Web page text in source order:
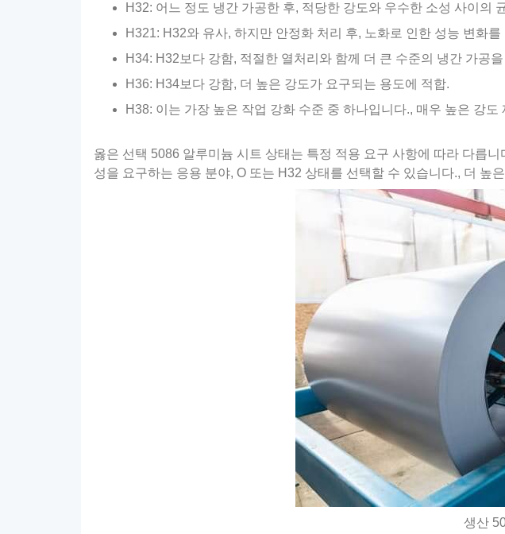
H32: 어느 정도 냉간 가공한 후, 적당한 강도와 우수한 소성 사이의
H321: H32와 유사, 하지만 안정화 처리 후, 노화로 인한 성능 변화
H34: H32보다 강함, 적절한 열처리와 함께 더 큰 수준의 냉간 가공
H36: H34보다 강함, 더 높은 강도가 요구되는 용도에 적합.
H38: 이는 가장 높은 작업 강화 수준 중 하나입니다., 매우 높은 강
옳은 선택 5086 알루미늄 시트 상태는 특정 적용 요구 사항에 따라 다릅
성을 요구하는 응용 분야, O 또는 H32 상태를 선택할 수 있습니다., 더 높
생산